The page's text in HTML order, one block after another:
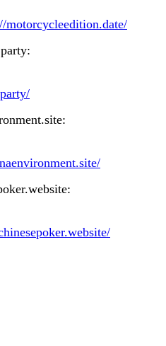
motorcycleedition.date/